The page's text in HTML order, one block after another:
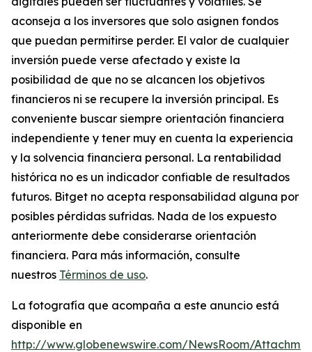
aconseja a los inversores que solo asignen fondos
que puedan permitirse perder. El valor de cualquier
inversión puede verse afectado y existe la
posibilidad de que no se alcancen los objetivos
financieros ni se recupere la inversión principal. Es
conveniente buscar siempre orientación financiera
independiente y tener muy en cuenta la experiencia
y la solvencia financiera personal. La rentabilidad
histórica no es un indicador confiable de resultados
futuros. Bitget no acepta responsabilidad alguna por
posibles pérdidas sufridas. Nada de los expuesto
anteriormente debe considerarse orientación
financiera. Para más información, consulte
nuestros Términos de uso.
La fotografía que acompaña a este anuncio está
disponible en
http://www.globenewswire.com/NewsRoom/